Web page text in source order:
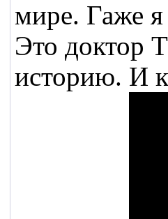
мире. Гаже я
Это доктор
историю. И